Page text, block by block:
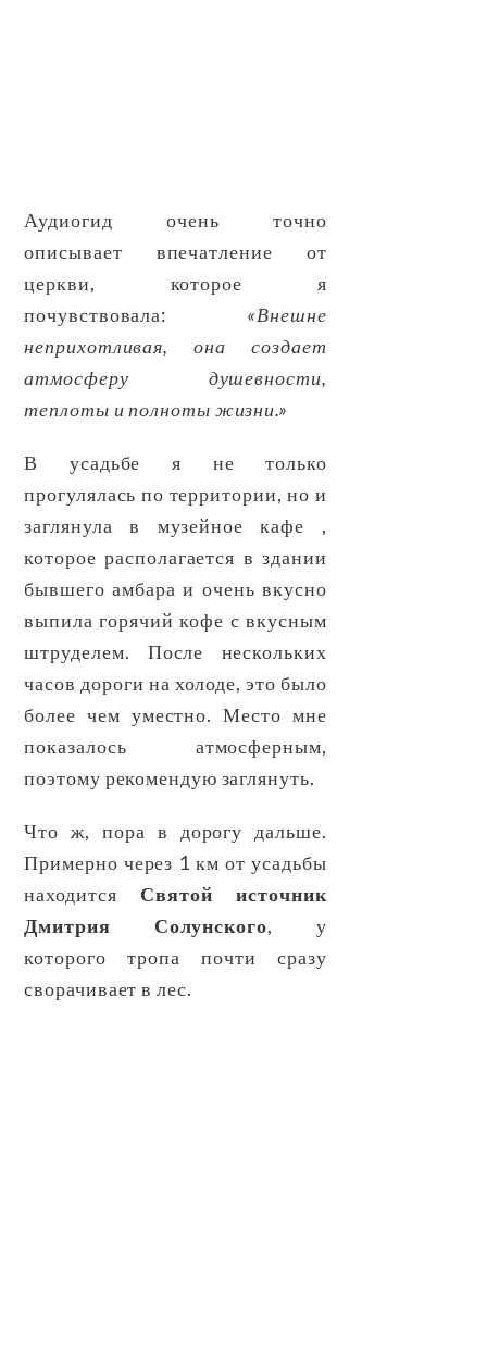
Аудиогид очень точно
описывает впечатление от
церкви, которое я
почувствовала: «Внешне
неприхотливая, она создает
атмосферу душевности,
теплоты и полноты жизни.»
В усадьбе я не только
прогулялась по территории, но и
заглянула в музейное кафе ,
которое располагается в здании
бывшего амбара и очень вкусно
выпила горячий кофе с вкусным
штруделем. После нескольких
часов дороги на холоде, это было
более чем уместно. Место мне
показалось атмосферным,
поэтому рекомендую заглянуть.
Что ж, пора в дорогу дальше.
Примерно через 1 км от усадьбы
находится Святой источник
Дмитрия Солунского, у
которого тропа почти сразу
сворачивает в лес.